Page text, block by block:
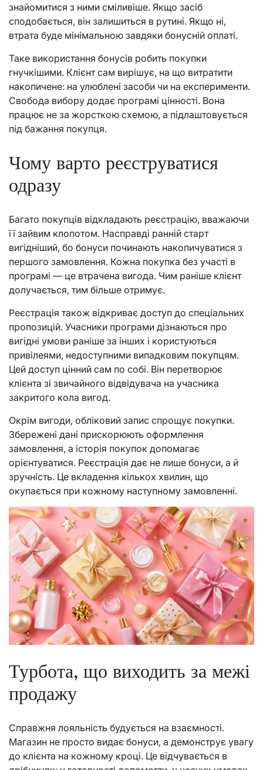
знайомитися з ними сміливіше. Якщо засіб
сподобається, він залишиться в рутині. Якщо ні,
втрата буде мінімальною завдяки бонусній оплаті.
Таке використання бонусів робить покупки
гнучкішими. Клієнт сам вирішує, на що витратити
накопичене: на улюблені засоби чи на експерименти.
Свобода вибору додає програмі цінності. Вона
працює не за жорсткою схемою, а підлаштовується
під бажання покупця.
Чому варто реєструватися
одразу
Багато покупців відкладають реєстрацію, вважаючи
її зайвим клопотом. Насправді ранній старт
вигідніший, бо бонуси починають накопичуватися з
першого замовлення. Кожна покупка без участі в
програмі — це втрачена вигода. Чим раніше клієнт
долучається, тим більше отримує.
Реєстрація також відкриває доступ до спеціальних
пропозицій. Учасники програми дізнаються про
вигідні умови раніше за інших і користуються
привілеями, недоступними випадковим покупцям.
Цей доступ цінний сам по собі. Він перетворює
клієнта зі звичайного відвідувача на учасника
закритого кола вигод.
Окрім вигоди, обліковий запис спрощує покупки.
Збережені дані прискорюють оформлення
замовлення, а історія покупок допомагає
орієнтуватися. Реєстрація дає не лише бонуси, а й
зручність. Це вкладення кількох хвилин, що
окупається при кожному наступному замовленні.
Турбота, що виходить за межі
продажу
Справжня лояльність будується на взаємності.
Магазин не просто видає бонуси, а демонструє увагу
до клієнта на кожному кроці. Це відчувається в